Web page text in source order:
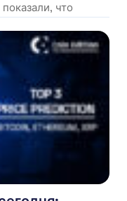
что